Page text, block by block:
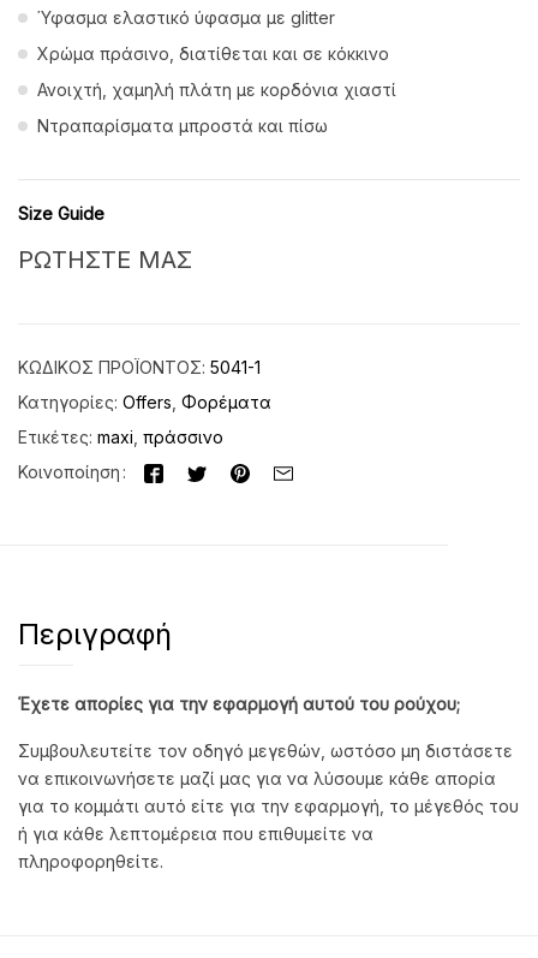
Ύφασμα ελαστικό ύφασμα με glitter
Χρώμα πράσινο, διατίθεται και σε κόκκινο
Ανοιχτή, χαμηλή πλάτη με κορδόνια χιαστί
Ντραπαρίσματα μπροστά και πίσω
Size Guide
ΡΩΤΗΣΤΕ ΜΑΣ
ΚΩΔΙΚΌΣ ΠΡΟΪΌΝΤΟΣ: 5041-1
Κατηγορίες: Offers Φορέματα
Ετικέτες: maxi πράσσινο
Κοινοποίηση
Περιγραφή
Έχετε απορίες για την εφαρμογή αυτού του ρούχου;
Συμβουλευτείτε τον οδηγό μεγεθών, ωστόσο μη διστάσετε
να επικοινωνήσετε μαζί μας για να λύσουμε κάθε απορία
για το κομμάτι αυτό είτε για την εφαρμογή, το μέγεθός του
ή για κάθε λεπτομέρεια που επιθυμείτε να
πληροφορηθείτε.